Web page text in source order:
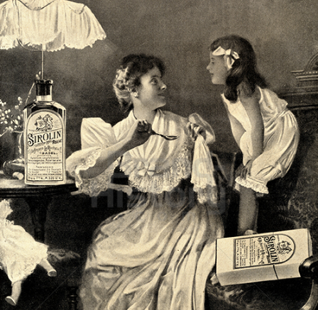
SIROLIN Roche Austria GmbH 1908